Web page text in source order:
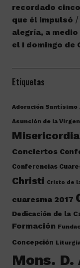
recordado
que él impulsó
alegría, a
el I domingo de
Etiquetas
Adoración Santísimo
Asunción de la Virgen
Misericordia
Conciertos
Conferencias
Christi Cristo de
cuaresma 2017
Dedicación de la
Formación
Concepción
Mons. D.